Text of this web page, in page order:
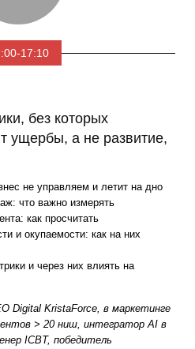
17:10
без которых
ущербы, а не развитие,
не управляем и летит на дно
что важно измерять
как просчитать
и окупаемости: как на них
и через них влиять на
Digital KristaForce, в маркетинге
> 20 ниш, интегратор AI в
ICBT, победитель